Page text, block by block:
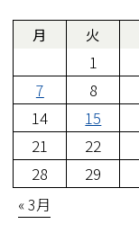
月 火
1
7
8
14
15
21
22
28
29
« 3月